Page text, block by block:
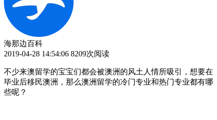
海那边百科
2019-04-28 14:54:06 8209次阅读
不少来澳留学的宝宝们都会被澳洲的风土人情所吸引，想要在
毕业后移民澳洲，那么澳洲留学的冷门专业和热门专业都有哪
些呢？